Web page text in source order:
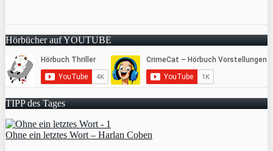
Hörbücher auf YOUTUBE
TIPP des Tages
Ohne ein letztes Wort – Harlan Coben